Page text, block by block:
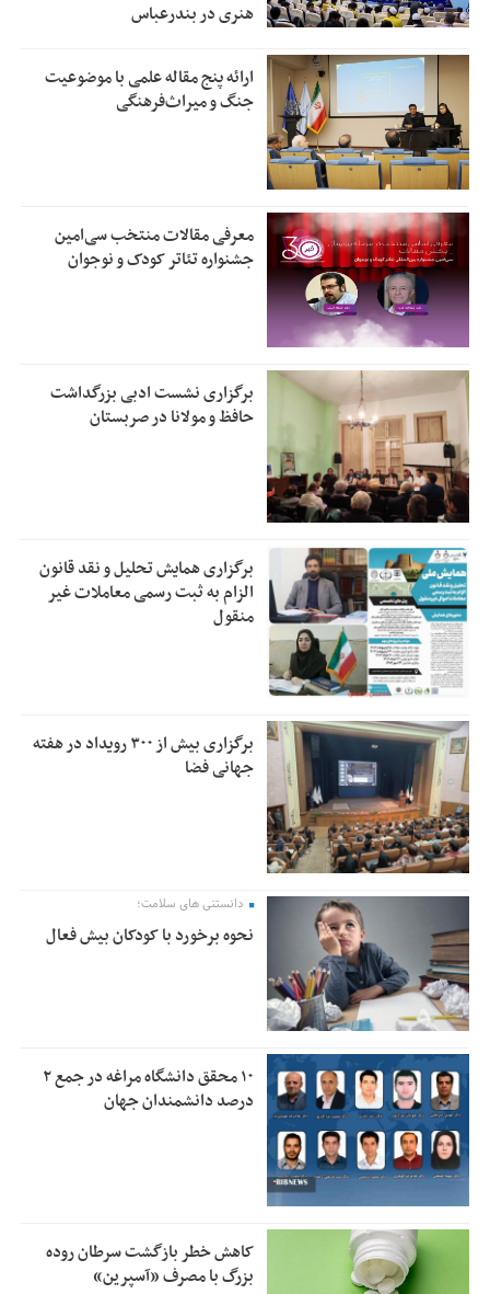
هنری در بندرعباس
ارائه پنج مقاله علمی با موضوعیت
جنگ و میراث‌فرهنگی
معرفی مقالات منتخب سی‌امین
جشنواره تئاتر کودک و نوجوان
برگزاری نشست ادبی بزرگداشت
حافظ و مولانا در صربستان
برگزاری همایش تحلیل و نقد قانون
الزام به ثبت رسمی معاملات غیر
منقول
برگزاری بیش از ۳۰۰ رویداد در هفته
جهانی فضا
دانستنی های سلامت؛
نحوه برخورد با کودکان بیش فعال
۱۰ محقق دانشگاه مراغه در جمع ۲
درصد دانشمندان جهان
کاهش خطر بازگشت سرطان روده
بزرگ با مصرف «آسپرین»